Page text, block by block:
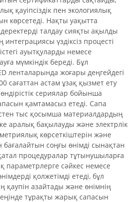
қауіпсіздік пен экологиялық
көрсетеді. Нақты уақытта
талдау сияқты ақылды
интеграциясы үздіксіз процесті
ауытқуларды немесе
мүмкіндік береді. Бұл
ленталарында жоғары деңгейдегі
сағаттан астам ұзақ қызмет ету
сериялар бойынша
қамтамасыз етеді. Сапа
тыс қосымша материалдардың
аралық бақылауды және электрлік
көрсеткіштерін және
бағалайтын соңғы өнімді сынақтан
процедуралар тұтынушыларға
параметрлерге сәйкес немесе
қолжетімді етеді, бұл
қаупін азайтады және өнімнің
тұрақты жарық сапасын